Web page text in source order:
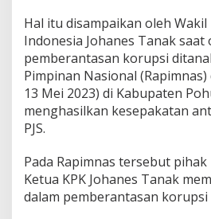
Hal itu disampaikan oleh Wakil
Indonesia Johanes Tanak saat
pemberantasan korupsi
Pimpinan Nasional (Rapimnas)
13 Mei 2023) di Kabupaten
menghasilkan kesepakatan
PJS.
Pada Rapimnas tersebut pihak
Ketua KPK Johanes Tanak
dalam pemberantasan korupsi